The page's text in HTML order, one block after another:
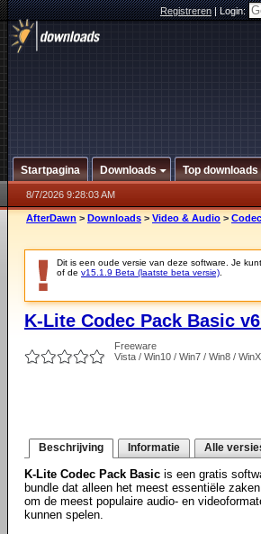
Registreren|Login:
Startpagina Downloads Top downloads
8/7/2026 9:28:03 AM
AfterDawn > Downloads > Video & Audio >
Dit is een oude versie van deze software. Je
of de v15.1.9 Beta (laatste beta versie)
K-Lite Codec Pack Basic
Freeware
Vista / Win10 / Win7 / Win8 /
Beschrijving Informatie Alle
K-Lite Codec Pack Basic is een gratis
bundle dat alleen het meest essentiële
om de meest populaire audio- en
kunnen spelen.